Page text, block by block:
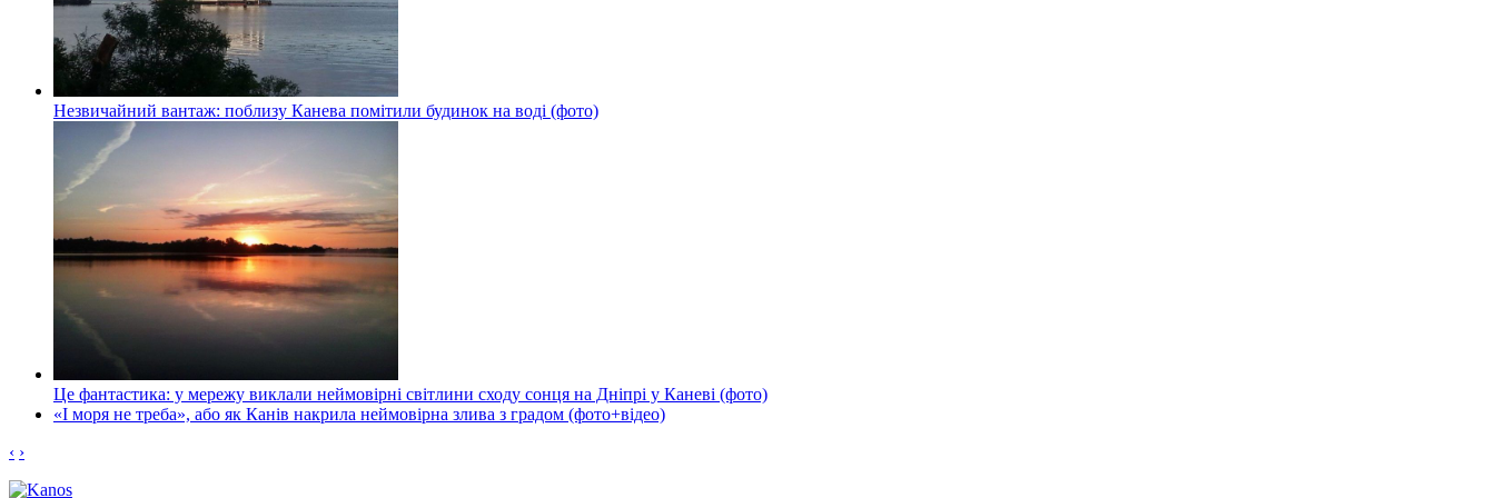
Незвичайний вантаж: поблизу Канева помітили будинок на воді (фото)
Це фантастика: у мережу виклали неймовірні світлини сходу сонця на Дніпрі у Каневі (фото)
«І моря не треба», або як Канів накрила неймовірна злива з градом (фото+відео)
‹ ›